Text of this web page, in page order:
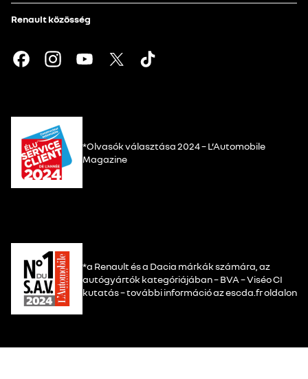
Renault közösség
*Olvasók választása 2024 – L’Automobile
Magazine
*a Renault és a Dacia márkák számára, az
autógyártók kategóriájában – BVA – Viséo CI
kutatás – további információ az escda.fr oldalon